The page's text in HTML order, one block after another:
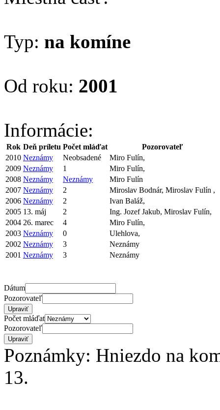
Typ: na komíne
Od roku: 2001
Informácie:
Rok Deň príletu Počet mláďat
Pozorovateľ
2010 Neznámy Neobsadené
Miro Fulín,
2009 Neznámy 1
Miro Fulín,
2008 Neznámy Neznámy
Miro Fulín
2007 Neznámy 2
Miroslav Bodnár, Miroslav Fulín ,
2006 Neznámy 2
Ivan Baláž,
2005 13. máj 2
Ing. Jozef Jakub, Miroslav Fulín,
2004 26. marec 4
Miro Fulín,
2003 Neznámy 0
Ulehlova,
2002 Neznámy 3
Neznámy
2001 Neznámy 3 Neznámy
Dátum
Pozorovateľ
Počet mláďat
Pozorovateľ
Poznámky: Hniezdo na
13.